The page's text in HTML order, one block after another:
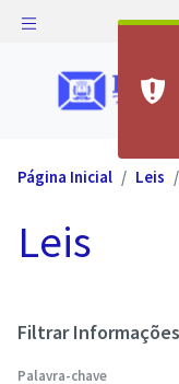
Página Inicial Leis
Leis
Filtrar Informações
Palavra-chave